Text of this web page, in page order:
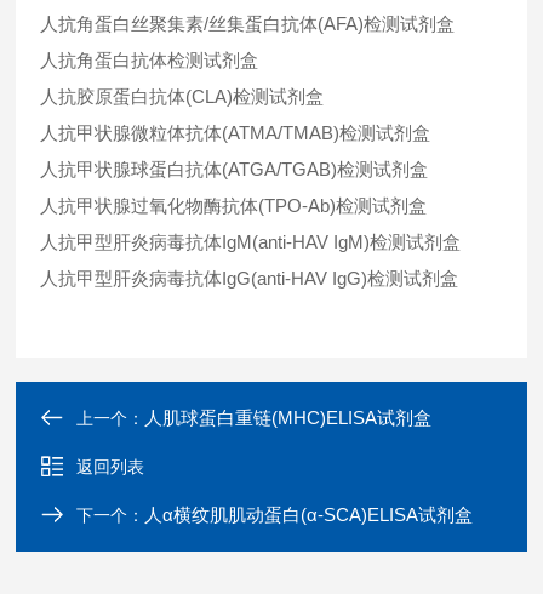
人抗角蛋白丝聚集素/丝集蛋白抗体(AFA)检测试剂盒
人抗角蛋白抗体检测试剂盒
人抗胶原蛋白抗体(CLA)检测试剂盒
人抗甲状腺微粒体抗体(ATMA/TMAB)检测试剂盒
人抗甲状腺球蛋白抗体(ATGA/TGAB)检测试剂盒
人抗甲状腺过氧化物酶抗体(TPO-Ab)检测试剂盒
人抗甲型肝炎病毒抗体IgM(anti-HAV IgM)检测试剂盒
人抗甲型肝炎病毒抗体IgG(anti-HAV IgG)检测试剂盒
上一个： 人肌球蛋白重链(MHC)ELISA试剂盒
返回列表
下一个： 人α横纹肌肌动蛋白(α-SCA)ELISA试剂盒